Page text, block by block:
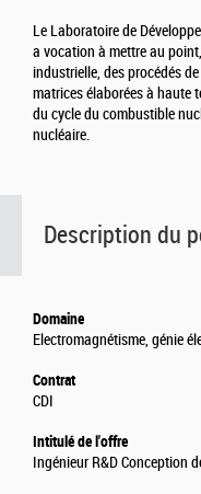
Description du
Domaine
Electromagnétisme, génie
Contrat
CDI
Intitulé de l'offre
Ingénieur R&D Conception
Le Laboratoire de
a vocation à mettre au
industrielle, des procédés
matrices élaborées à haute
du cycle du combustible
nucléaire.